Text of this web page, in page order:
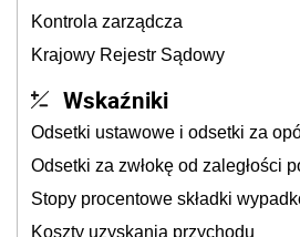
Kontrola zarządcza
Krajowy Rejestr Sądowy
Wskaźniki
Odsetki ustawowe i odsetki za
Odsetki za zwłokę od zaległości
Stopy procentowe składki
Koszty uzyskania przychodu